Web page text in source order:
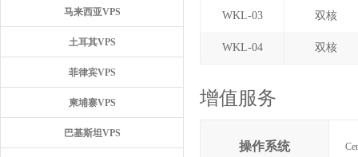
马来西亚VPS
土耳其VPS
菲律宾VPS
柬埔寨VPS
巴基斯坦VPS
WKL-03 双核
WKL-04 双核
增值服务
操作系统